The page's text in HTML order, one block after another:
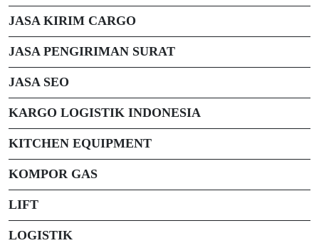
JASA KIRIM CARGO
JASA PENGIRIMAN SURAT
JASA SEO
KARGO LOGISTIK INDONESIA
KITCHEN EQUIPMENT
KOMPOR GAS
LIFT
LOGISTIK